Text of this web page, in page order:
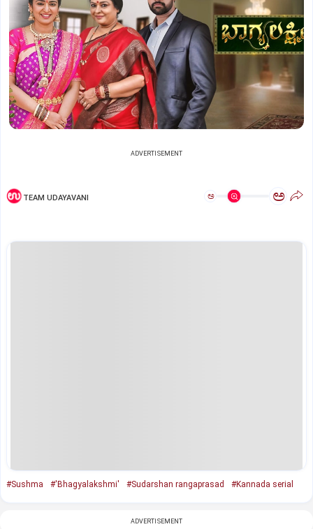
ADVERTISEMENT
TEAM UDAYAVANI ಅ ಅ
#Sushma #'Bhagyalakshmi' #Sudarshan rangaprasad #Kannada serial
ADVERTISEMENT